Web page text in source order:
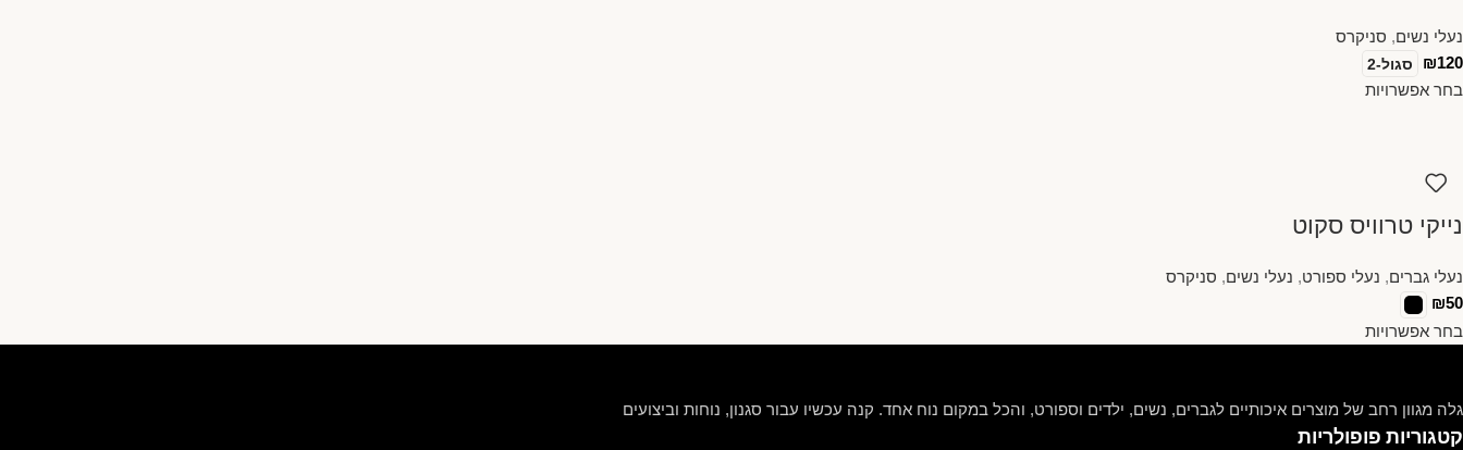
נעלי נשים, סניקרס
₪120 סגול-2
בחר אפשרויות
נייקי טרוויס סקוט
נעלי גברים, נעלי ספורט, נעלי נשים, סניקרס
₪50
בחר אפשרויות
גלה מגוון רחב של מוצרים איכותיים לגברים, נשים, ילדים וספורט, והכל במקום נוח אחד. קנה עכשיו עבור סגנון, נוחות וביצועים
קטגוריות פופולריות